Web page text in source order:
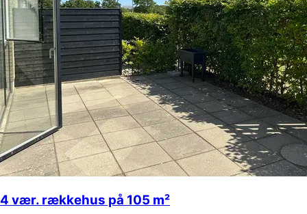
4 vær. rækkehus på 105 m²